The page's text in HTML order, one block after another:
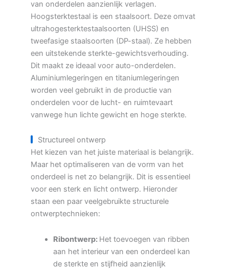
van onderdelen aanzienlijk verlagen.
Hoogsterktestaal is een staalsoort. Deze omvat
ultrahogesterktestaalsoorten (UHSS) en
tweefasige staalsoorten (DP-staal). Ze hebben
een uitstekende sterkte-gewichtsverhouding.
Dit maakt ze ideaal voor auto-onderdelen.
Aluminiumlegeringen en titaniumlegeringen
worden veel gebruikt in de productie van
onderdelen voor de lucht- en ruimtevaart
vanwege hun lichte gewicht en hoge sterkte.
Structureel ontwerp
Het kiezen van het juiste materiaal is belangrijk.
Maar het optimaliseren van de vorm van het
onderdeel is net zo belangrijk. Dit is essentieel
voor een sterk en licht ontwerp. Hieronder
staan een paar veelgebruikte structurele
ontwerptechnieken:
Ribontwerp: Het toevoegen van ribben
aan het interieur van een onderdeel kan
de sterkte en stijfheid aanzienlijk